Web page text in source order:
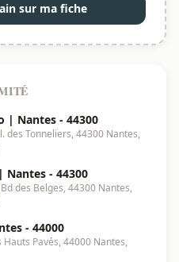
sur ma fiche
| Nantes - 44300
des Tonneliers, 44300 Nantes,
Nantes - 44300
des Belges, 44300 Nantes,
- 44000
Pavés, 44000 Nantes,